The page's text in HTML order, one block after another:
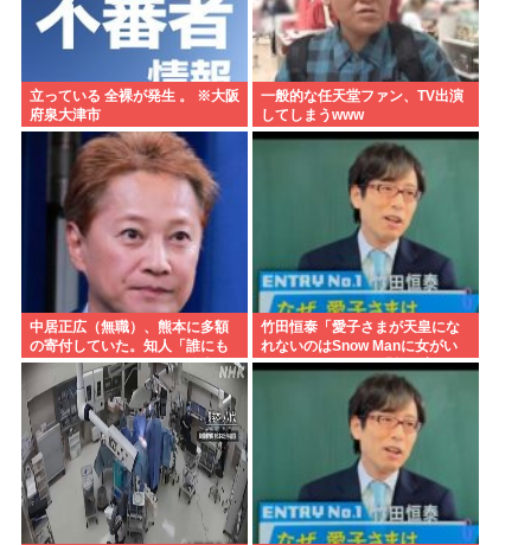
立っている 全裸が発生 。 ※大阪
府泉大津市
一般的な任天堂ファン、TV出演
してしまうwww
中居正広（無職）、熊本に多額
の寄付していた。知人「誰にも
知られなくてもいい、と公表し
てない」
竹田恒泰「愛子さまが天皇にな
れないのはSnow Manに女がい
ないのと同じ」 民「養子案は
Snow Manに竹田恒泰が入るよ